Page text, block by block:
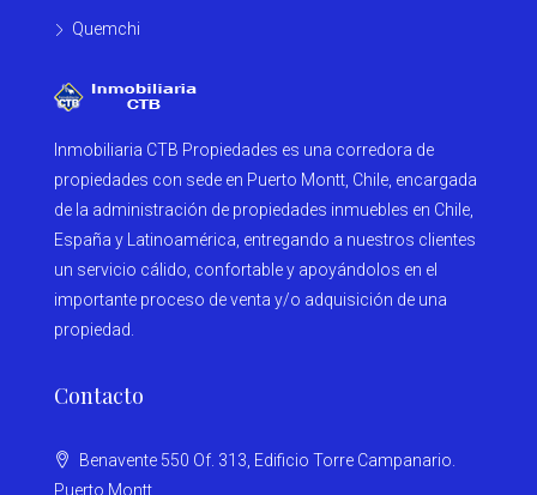
Quemchi
Inmobiliaria CTB Propiedades es una corredora de
propiedades con sede en Puerto Montt, Chile, encargada
de la administración de propiedades inmuebles en Chile,
España y Latinoamérica, entregando a nuestros clientes
un servicio cálido, confortable y apoyándolos en el
importante proceso de venta y/o adquisición de una
propiedad.
Contacto
Benavente 550 Of. 313, Edificio Torre Campanario.
Puerto Montt